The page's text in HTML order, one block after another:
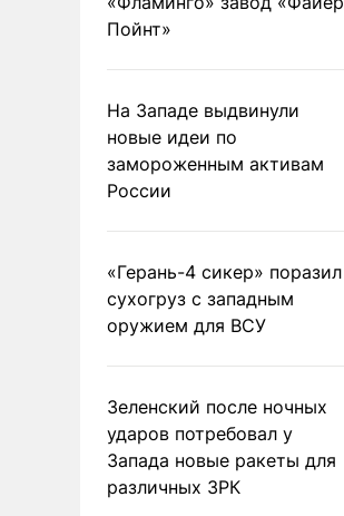
Пойнт»
На Западе выдвинули
новые идеи по
замороженным активам
России
«Герань-4 сикер» поразил
сухогруз с западным
оружием для ВСУ
Зеленский после ночных
ударов потребовал у
Запада новые ракеты для
различных ЗРК